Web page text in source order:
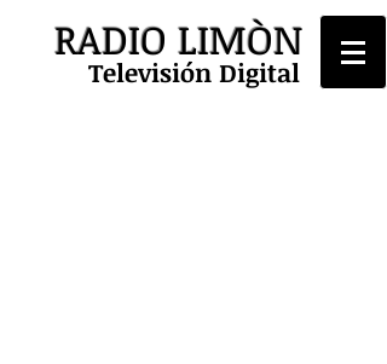
RADIO LIMÒN
Televisión Digital